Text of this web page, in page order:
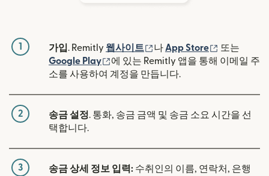
1 가입. Remitly 웹사이트 (새 창에서 열림)
나 App Store (새 창에서
또는
Google Play
(새 창에서 열림)
에 있는 Remitly 앱을 통해 이메일 주
소를 사용하여 계정을 만듭니다.
2 송금 설정. 통화, 송금 금액 및 송금 소요 시간을 선
택합니다.
3 송금 상세 정보 입력: 수취인의 이름, 연락처, 은행